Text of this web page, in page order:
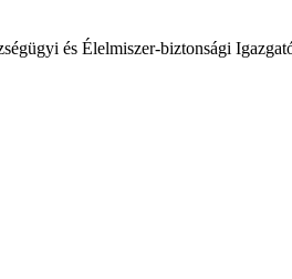
és Élelmiszer-biztonsági